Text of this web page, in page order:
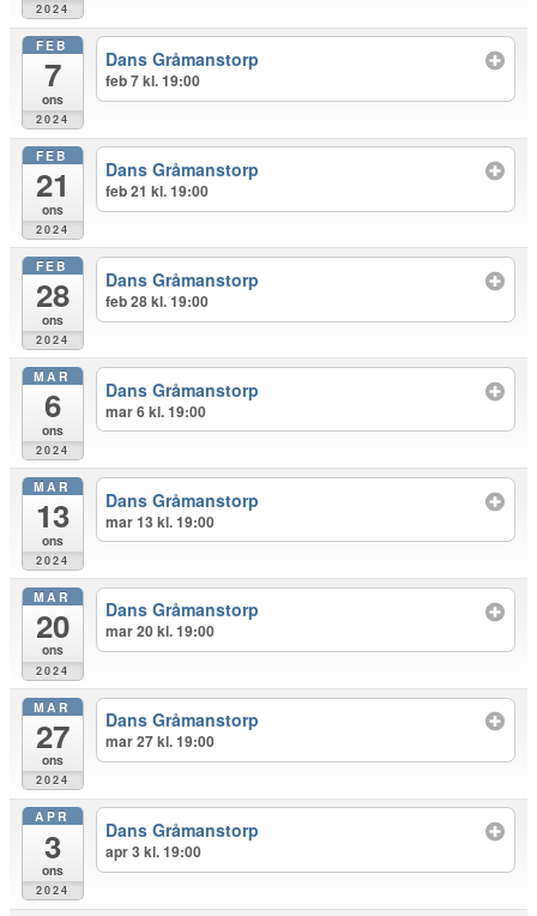
2024
FEB
7
ons
2024
Dans Gråmanstorp
feb 7 kl. 19:00
FEB
21
ons
2024
Dans Gråmanstorp
feb 21 kl. 19:00
FEB
28
ons
2024
Dans Gråmanstorp
feb 28 kl. 19:00
MAR
6
ons
2024
Dans Gråmanstorp
mar 6 kl. 19:00
MAR
13
ons
2024
Dans Gråmanstorp
mar 13 kl. 19:00
MAR
20
ons
2024
Dans Gråmanstorp
mar 20 kl. 19:00
MAR
27
ons
2024
Dans Gråmanstorp
mar 27 kl. 19:00
APR
3
ons
2024
Dans Gråmanstorp
apr 3 kl. 19:00